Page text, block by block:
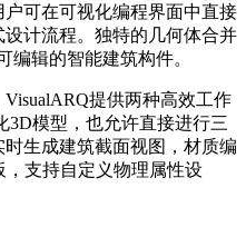
户可在可视化编程界面中直接
计流程。独特的几何体合并
编辑的智能建筑构件。
提供两种高效工作
3D模型，也允许直接进行三
生成建筑截面视图，材质编
，支持自定义物理属性设